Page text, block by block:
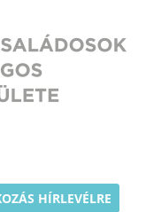
HÍRLEVÉLRE